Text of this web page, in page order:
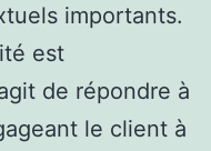
importants.
est
de répondre à
le client à